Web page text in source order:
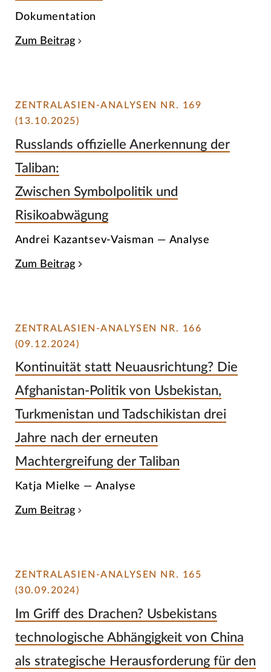
Dokumentation
Zum Beitrag
ZENTRALASIEN-ANALYSEN NR. 169
(13.10.2025)
Russlands offizielle Anerkennung der
Taliban:
Zwischen Symbolpolitik und
Risikoabwägung
Andrei Kazantsev-Vaisman — Analyse
Zum Beitrag
ZENTRALASIEN-ANALYSEN NR. 166
(09.12.2024)
Kontinuität statt Neuausrichtung? Die
Afghanistan-Politik von Usbekistan,
Turkmenistan und Tadschikistan drei
Jahre nach der erneuten
Machtergreifung der Taliban
Katja Mielke — Analyse
Zum Beitrag
ZENTRALASIEN-ANALYSEN NR. 165
(30.09.2024)
Im Griff des Drachen? Usbekistans
technologische Abhängigkeit von China
als strategische Herausforderung für den